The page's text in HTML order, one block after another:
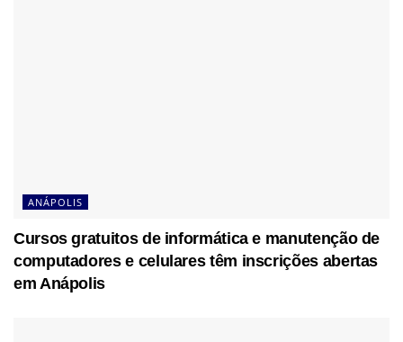
ANÁPOLIS
Cursos gratuitos de informática e manutenção de
computadores e celulares têm inscrições abertas
em Anápolis